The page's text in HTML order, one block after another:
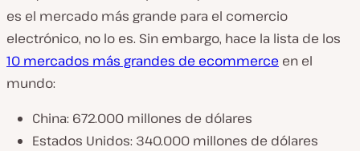
es el mercado más grande para el comercio
electrónico, no lo es. Sin embargo, hace la lista de los
10 mercados más grandes de ecommerce en el
mundo:
China: 672.000 millones de dólares
Estados Unidos: 340.000 millones de dólares